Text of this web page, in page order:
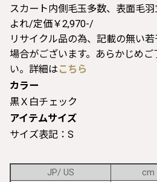
スカート内側毛玉多数、表面毛
よれ/定価￥2,970-/
リサイクル品の為、記載の無い
場合がございます。あらかじめ
い。詳細は こちら
カラー
黒Ｘ白チェック
アイテムサイズ
サイズ表記：S
JP/ US cm